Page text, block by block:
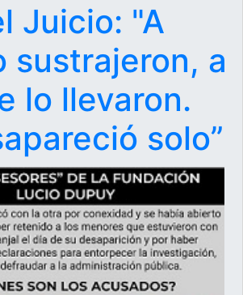
Juicio: "A
sustrajeron, a
lo llevaron.
solo”